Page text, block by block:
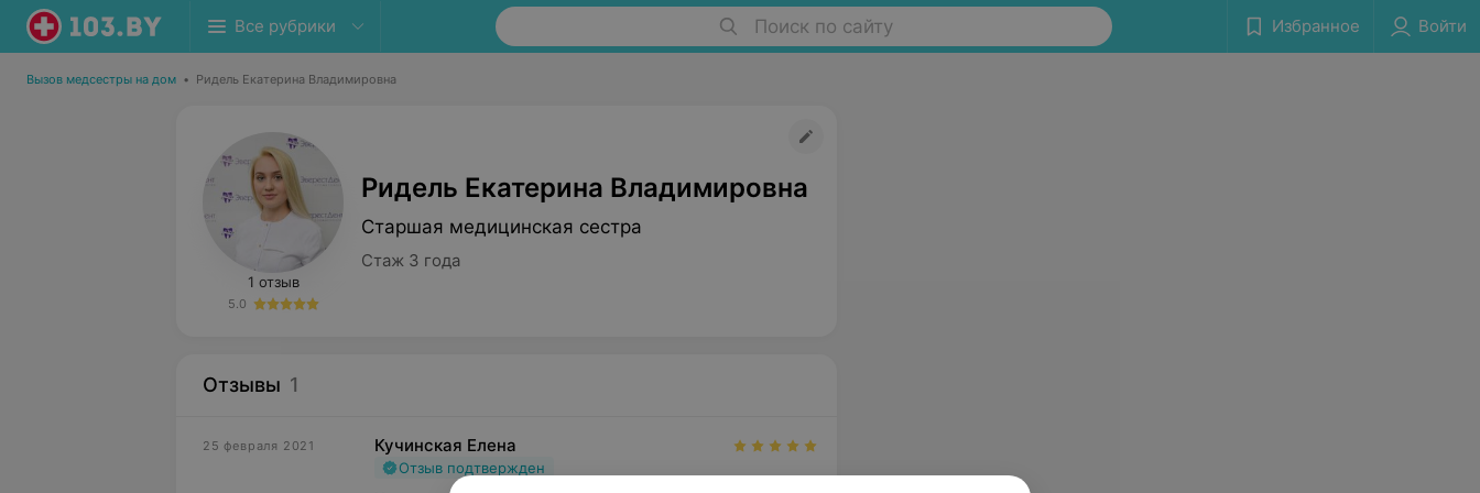
Все рубрики Поиск по сайту Избранное Войти
Вызов медсестры на дом • Ридель Екатерина Владимировна
1 отзыв
5.0
Ридель Екатерина Владимировна
Старшая медицинская сестра
Стаж 3 года
Отзывы 1
25 февраля 2021 Кучинская Елена
Отзыв подтвержден